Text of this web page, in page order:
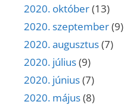
2020. október(13)
2020. szeptember(9)
2020. augusztus(7)
2020. július(9)
2020. június(7)
2020. május(8)